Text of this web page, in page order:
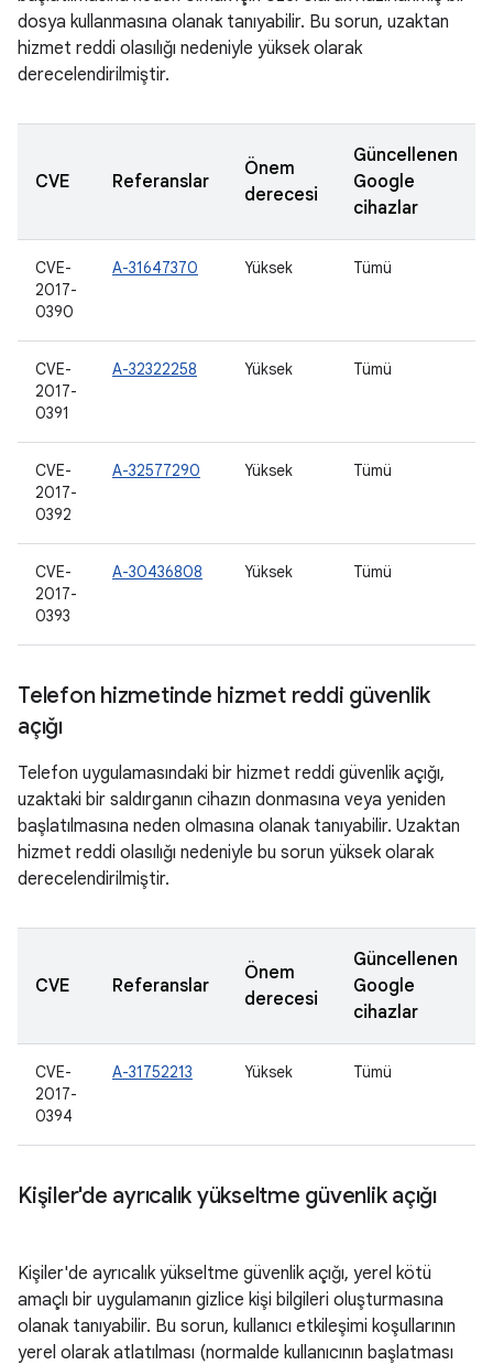
dosya kullanmasına olanak tanıyabilir. Bu sorun, uzaktan
hizmet reddi olasılığı nedeniyle yüksek olarak
derecelendirilmiştir.
CVE Referanslar
Önem
derecesi
Güncellenen
Google
cihazlar
CVE-
2017-
0390
A-31647370 Yüksek Tümü
CVE-
2017-
0391
A-32322258 Yüksek Tümü
CVE-
2017-
0392
A-32577290 Yüksek Tümü
CVE-
2017-
0393
A-30436808 Yüksek Tümü
Telefon hizmetinde hizmet reddi güvenlik
açığı
Telefon uygulamasındaki bir hizmet reddi güvenlik açığı,
uzaktaki bir saldırganın cihazın donmasına veya yeniden
başlatılmasına neden olmasına olanak tanıyabilir. Uzaktan
hizmet reddi olasılığı nedeniyle bu sorun yüksek olarak
derecelendirilmiştir.
CVE Referanslar
Önem
derecesi
Güncellenen
Google
cihazlar
CVE-
2017-
0394
A-31752213 Yüksek Tümü
Kişiler'de ayrıcalık yükseltme güvenlik açığı
Kişiler'de ayrıcalık yükseltme güvenlik açığı, yerel kötü
amaçlı bir uygulamanın gizlice kişi bilgileri oluşturmasına
olanak tanıyabilir. Bu sorun, kullanıcı etkileşimi koşullarının
yerel olarak atlatılması (normalde kullanıcının başlatması